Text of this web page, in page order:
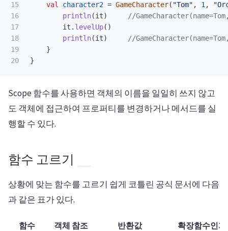
15
16
17
18
19
val
character2 = GameCharacter( "Tom" , 1 ,
println(it)
//
it . levelUp()
println(it)
//
}
}
Scope 함수를 사용하면 객체의 이름을 일일히 쓰지 않고
도 객체에 접근하여 프로퍼티를 변경하거나 메서드를 실
행할 수 있다.
함수 고르기
상황에 맞는 함수를 고르기 쉽게 코틀린 공식 문서에 다음
과 같은 표가 있다.
함수 객체 참조 반환값 확장함수인가